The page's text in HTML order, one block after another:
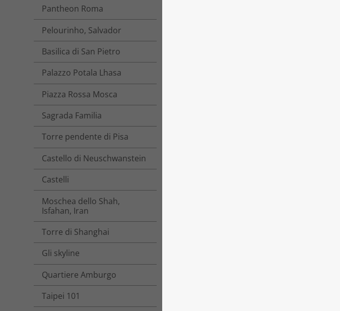
Pantheon Roma
Pelourinho, Salvador
Basilica di San Pietro
Palazzo Potala Lhasa
Piazza Rossa Mosca
Sagrada Familia
Torre pendente di Pisa
Castello di Neuschwanstein
Castelli
Moschea dello Shah,
Isfahan, Iran
Torre di Shanghai
Gli skyline
Quartiere Amburgo
Taipei 101